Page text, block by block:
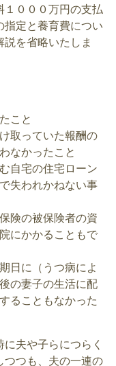
１０００万円の支払
指定と養育費につい
を省略いたしま
こと
取っていた報酬の
なかったこと
自宅の住宅ローン
失われかねない事
険の被保険者の資
にかかることもで
日に（うつ病によ
の妻子の生活に配
ることもなかった
夫や子らにつらく
つつも、夫の一連の